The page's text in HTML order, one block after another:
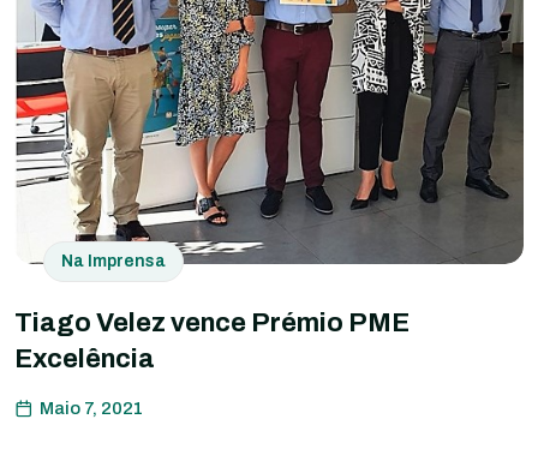
Na Imprensa
Tiago Velez vence Prémio PME
Excelência
Maio 7, 2021